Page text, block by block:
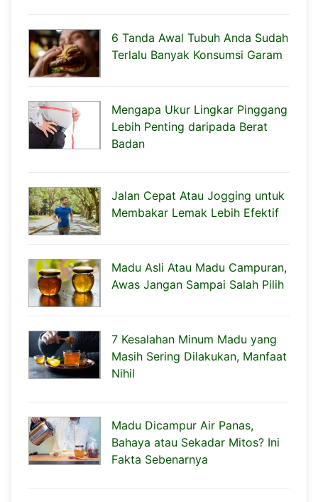
6 Tanda Awal Tubuh Anda Sudah
Terlalu Banyak Konsumsi Garam
Mengapa Ukur Lingkar Pinggang
Lebih Penting daripada Berat
Badan
Jalan Cepat Atau Jogging untuk
Membakar Lemak Lebih Efektif
Madu Asli Atau Madu Campuran,
Awas Jangan Sampai Salah Pilih
7 Kesalahan Minum Madu yang
Masih Sering Dilakukan, Manfaat
Nihil
Madu Dicampur Air Panas,
Bahaya atau Sekadar Mitos? Ini
Fakta Sebenarnya